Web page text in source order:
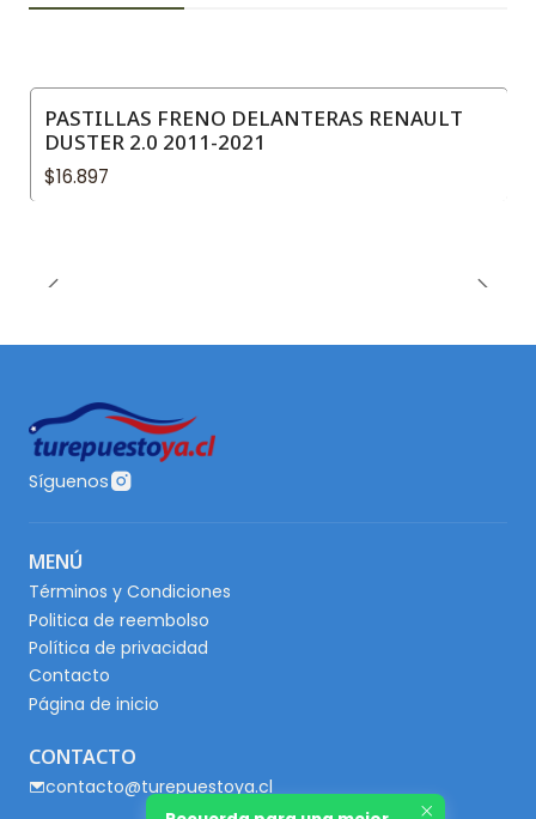
PASTILLAS FRENO DELANTERAS RENAULT
DUSTER 2.0 2011-2021
$16.897
Síguenos
MENÚ
Términos y Condiciones
Politica de reembolso
Política de privacidad
Contacto
Página de inicio
CONTACTO
contacto@turepuestoya.cl